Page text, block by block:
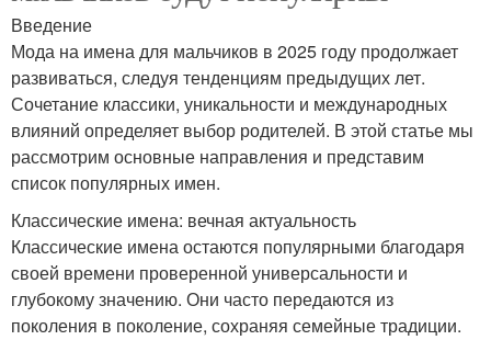
Введение
Мода на имена для мальчиков в 2025 году продолжает
развиваться, следуя тенденциям предыдущих лет.
Сочетание классики, уникальности и международных
влияний определяет выбор родителей. В этой статье мы
рассмотрим основные направления и представим
список популярных имен.
Классические имена: вечная актуальность
Классические имена остаются популярными благодаря
своей времени проверенной универсальности и
глубокому значению. Они часто передаются из
поколения в поколение, сохраняя семейные традиции.